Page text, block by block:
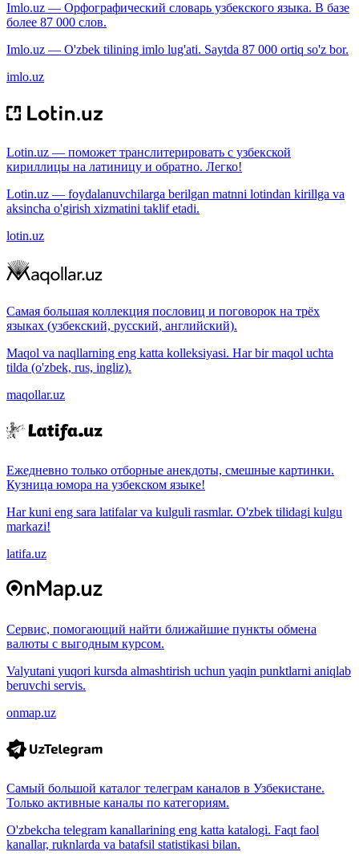
Imlo.uz — Орфографический словарь узбекского языка. В базе
более 87 000 слов.
Imlo.uz — O'zbek tilining imlo lug'ati. Saytda 87 000 ortiq so'z bor.
imlo.uz
Lotin.uz — поможет транслитерировать с узбекской
кириллицы на латиницу и обратно. Легко!
Lotin.uz — foydalanuvchilarga berilgan matnni lotindan kirillga va
aksincha o'girish xizmatini taklif etadi.
lotin.uz
Самая большая коллекция пословиц и поговорок на трёх
языках (узбекский, русский, английский).
Maqol va naqllarning eng katta kolleksiyasi. Har bir maqol uchta
tilda (o'zbek, rus, ingliz).
maqollar.uz
Ежедневно только отборные анекдоты, смешные картинки.
Кузница юмора на узбекском языке!
Har kuni eng sara latifalar va kulguli rasmlar. O'zbek tilidagi kulgu
markazi!
latifa.uz
Сервис, помогающий найти ближайшие пункты обмена
валюты с выгодным курсом.
Valyutani yuqori kursda almashtirish uchun yaqin punktlarni aniqlab
beruvchi servis.
onmap.uz
Самый большой каталог телеграм каналов в Узбекистане.
Только активные каналы по категориям.
O'zbekcha telegram kanallarining eng katta katalogi. Faqt faol
kanallar, ruknlarda va batafsil statistikasi bilan.